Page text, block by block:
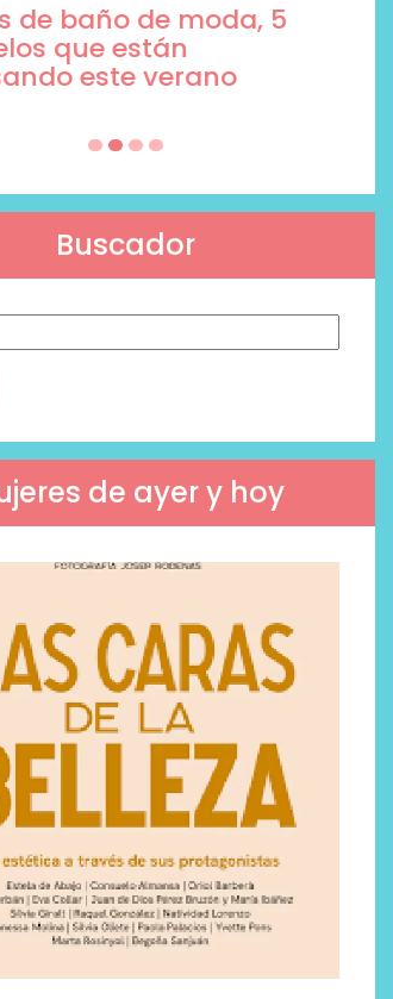
de baño de moda, 5
que están
este verano
Buscador
de ayer y hoy